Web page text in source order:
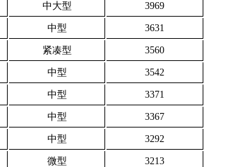
中大型 3969
中型 3631
紧凑型 3560
中型 3542
中型 3371
中型 3367
中型 3292
微型 3213